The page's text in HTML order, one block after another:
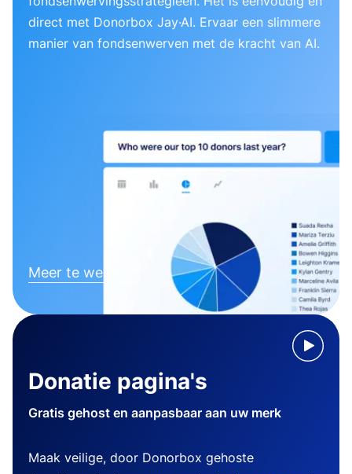
direct met Donorbox Jay·AI. Ervaar een slimmere
manier van fondsenwerven met de kracht van AI.
Meer te weten komen
Donatie pagina's
Gratis gehost en aanpasbaar aan uw merk
Maak veilige, door Donorbox gehoste